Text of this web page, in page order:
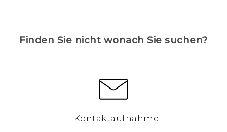
Finden Sie nicht wonach Sie suchen?
Kontaktaufnahme